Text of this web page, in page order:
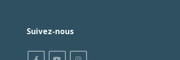
Suivez-nous